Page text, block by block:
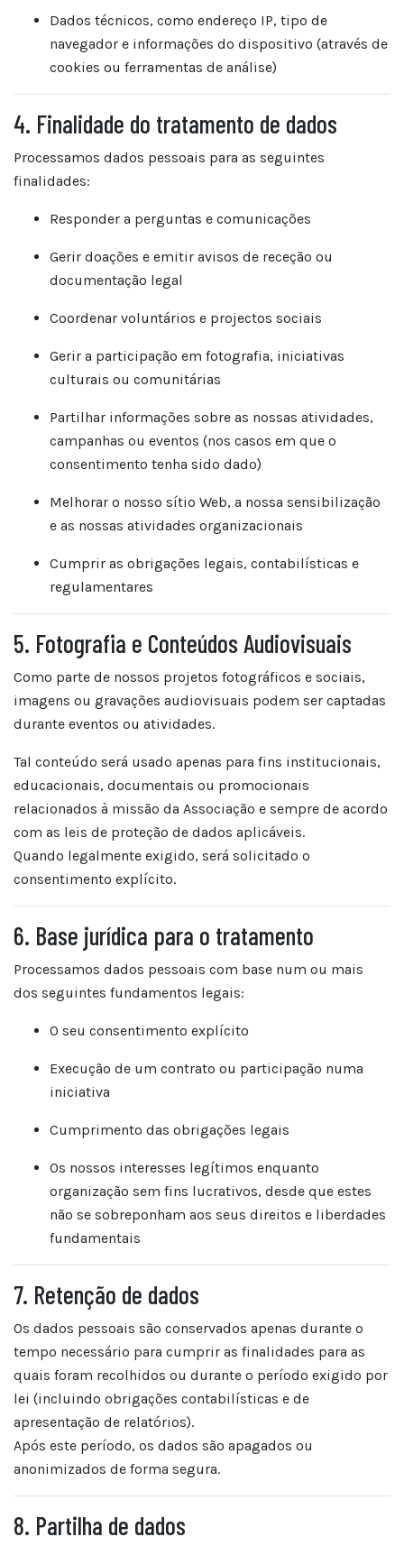
Dados técnicos, como endereço IP, tipo de
navegador e informações do dispositivo (através de
cookies ou ferramentas de análise)
4. Finalidade do tratamento de dados
Processamos dados pessoais para as seguintes
finalidades:
Responder a perguntas e comunicações
Gerir doações e emitir avisos de receção ou
documentação legal
Coordenar voluntários e projectos sociais
Gerir a participação em fotografia, iniciativas
culturais ou comunitárias
Partilhar informações sobre as nossas atividades,
campanhas ou eventos (nos casos em que o
consentimento tenha sido dado)
Melhorar o nosso sítio Web, a nossa sensibilização
e as nossas atividades organizacionais
Cumprir as obrigações legais, contabilísticas e
regulamentares
5. Fotografia e Conteúdos Audiovisuais
Como parte de nossos projetos fotográficos e sociais,
imagens ou gravações audiovisuais podem ser captadas
durante eventos ou atividades.
Tal conteúdo será usado apenas para fins institucionais,
educacionais, documentais ou promocionais
relacionados à missão da Associação e sempre de acordo
com as leis de proteção de dados aplicáveis.
Quando legalmente exigido, será solicitado o
consentimento explícito.
6. Base jurídica para o tratamento
Processamos dados pessoais com base num ou mais
dos seguintes fundamentos legais:
O seu consentimento explícito
Execução de um contrato ou participação numa
iniciativa
Cumprimento das obrigações legais
Os nossos interesses legítimos enquanto
organização sem fins lucrativos, desde que estes
não se sobreponham aos seus direitos e liberdades
fundamentais
7. Retenção de dados
Os dados pessoais são conservados apenas durante o
tempo necessário para cumprir as finalidades para as
quais foram recolhidos ou durante o período exigido por
lei (incluindo obrigações contabilísticas e de
apresentação de relatórios).
Após este período, os dados são apagados ou
anonimizados de forma segura.
8. Partilha de dados